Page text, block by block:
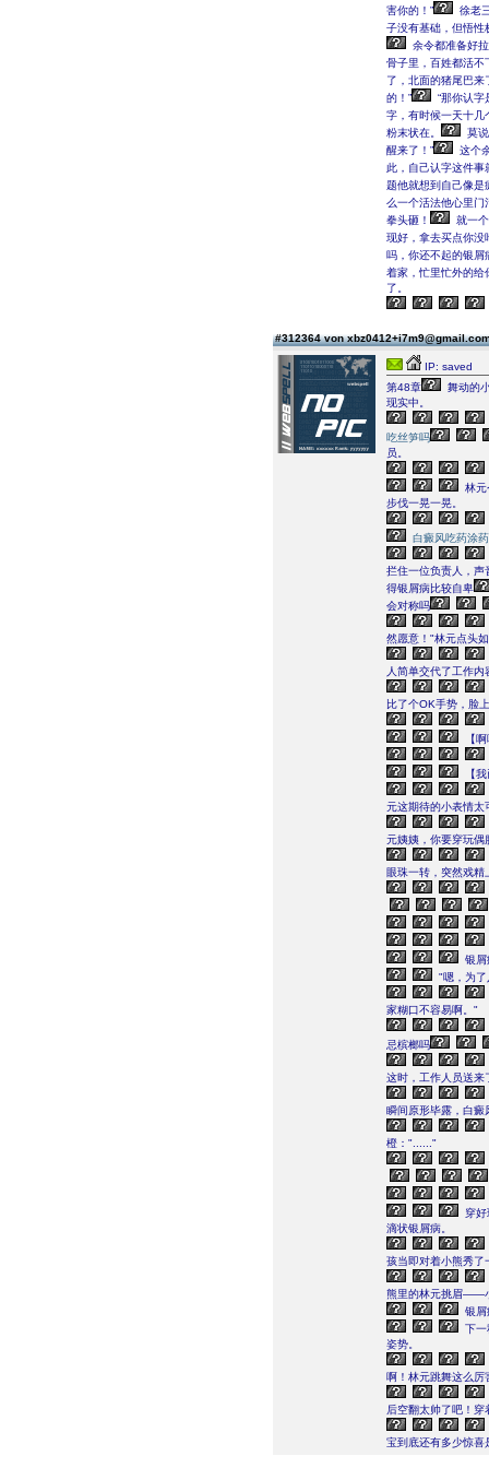
害你的！”
徐老
子没有基础，但悟性
余令都准备好
骨子里，百姓都活不
了，北面的猪尾巴
的！”
“那你认字
字，有时候一天十几
粉末状在。
莫
醒来了！”
这个
此，自己认字这件事
题他就想到自己像是
么一个活法他心里
拳头砸！
就一
现好，拿去买点你没
吗，你还不起的银屑
着家，忙里忙外的给
了。
#312364 von
IP: saved
第48章
舞动的
现实中。
吃丝笋吗
员。
林元
步伐一晃一晃。
白癜风吃药涂
拦住一位负责人，声
得银屑病比较自卑
会对称吗
然愿意！"林元点头
人简单交代了工作
比了个OK手势，脸
【
【
元这期待的小表情太
元姨姨，你要穿玩偶
眼珠一转，突然戏精
银屑
"嗯，为
家糊口不容易啊。"
忌槟榔吗
这时，工作人员送
瞬间原形毕露，白癜
橙："......"
穿
滴状银屑病。
孩当即对着小熊秀了
熊里的林元挑眉——
银屑
下一
姿势。
啊！林元跳舞这么厉
后空翻太帅了吧！
宝到底还有多少惊喜